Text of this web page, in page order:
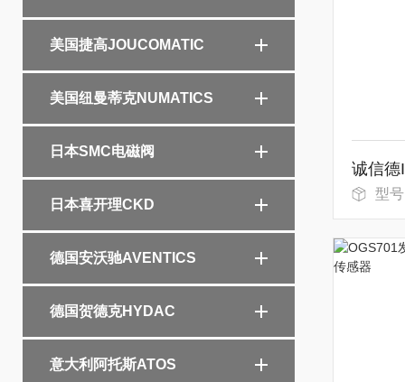
美国捷高JOUCOMATIC
美国纽曼蒂克NUMATICS
日本SMC电磁阀
日本喜开理CKD
德国安沃驰AVENTICS
德国贺德克HYDAC
意大利阿托斯ATOS
型